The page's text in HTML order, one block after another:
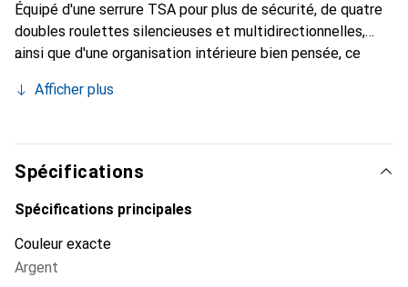
Équipé d'une serrure TSA pour plus de sécurité, de quatre
doubles roulettes silencieuses et multidirectionnelles,
ainsi que d'une organisation intérieure bien pensée, ce
voyages.
Afficher plus
Spécifications
Spécifications principales
Couleur exacte
Argent